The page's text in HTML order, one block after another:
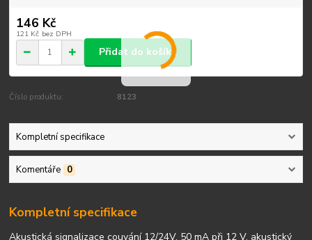
146 Kč
121 Kč bez DPH
Přidat do košíku
Číslo produktu: 8123
Kompletní specifikace
Komentáře 0
Kompletní specifikace
Akustická signalizace couvání 12/24V, 50 mA při 12 V, akustický